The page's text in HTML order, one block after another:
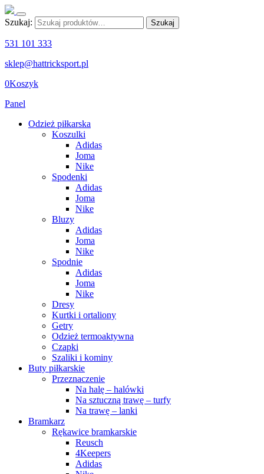
Szukaj: Szukaj
531 101 333
sklep@hattricksport.pl
0Koszyk
Panel
Odzież piłkarska
Koszulki
Adidas
Joma
Nike
Spodenki
Adidas
Joma
Nike
Bluzy
Adidas
Joma
Nike
Spodnie
Adidas
Joma
Nike
Dresy
Kurtki i ortaliony
Getry
Odzież termoaktywna
Czapki
Szaliki i kominy
Buty piłkarskie
Przeznaczenie
Na halę – halówki
Na sztuczną trawę – turfy
Na trawę – lanki
Bramkarz
Rękawice bramkarskie
Reusch
4Keepers
Adidas